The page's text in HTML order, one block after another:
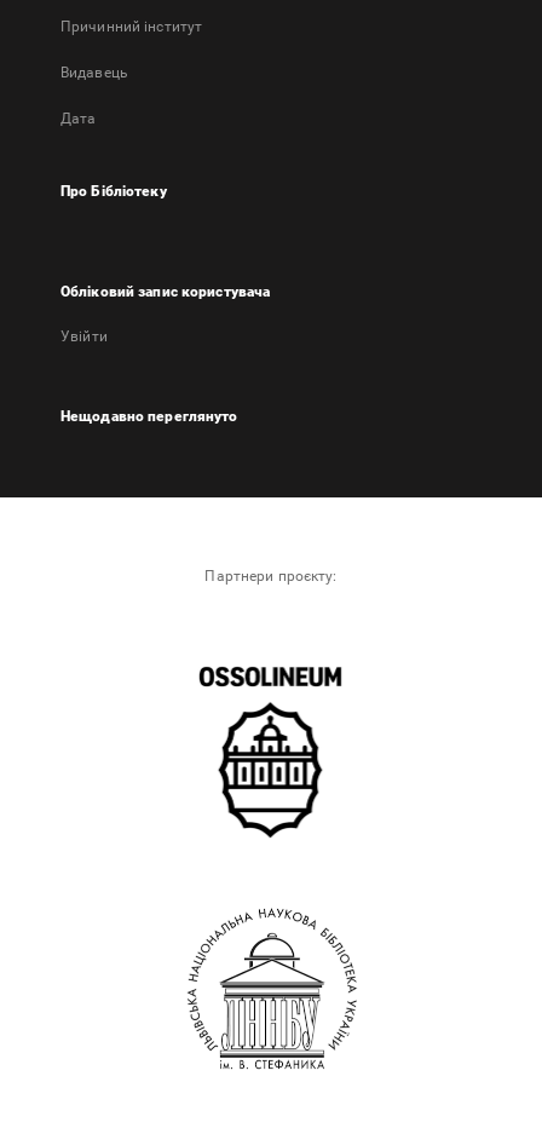
Причинний інститут
Видавець
Дата
Про Бібліотеку
Обліковий запис користувача
Увійти
Нещодавно переглянуто
Партнери проєкту: